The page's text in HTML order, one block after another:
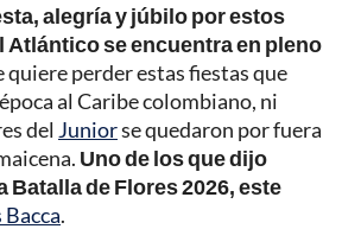
alegría y júbilo por estos
Atlántico se encuentra en pleno
quiere perder estas fiestas que
al Caribe colombiano, ni
del Juniorse quedaron por fuera
Uno de los que dijo
Batalla de Flores 2026, este
.